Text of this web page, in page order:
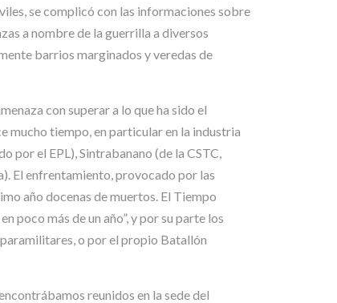
se complicó con las informaciones sobre
a nombre de la guerrilla a diversos
barrios marginados y veredas de
con superar a lo que ha sido el
mucho tiempo, en particular en la industria
por el EPL), Sintrabanano (de la CSTC,
El enfrentamiento, provocado por las
año docenas de muertos. El Tiempo
poco más de un año”, y por su parte los
o por el propio Batallón
reunidos en la sede del